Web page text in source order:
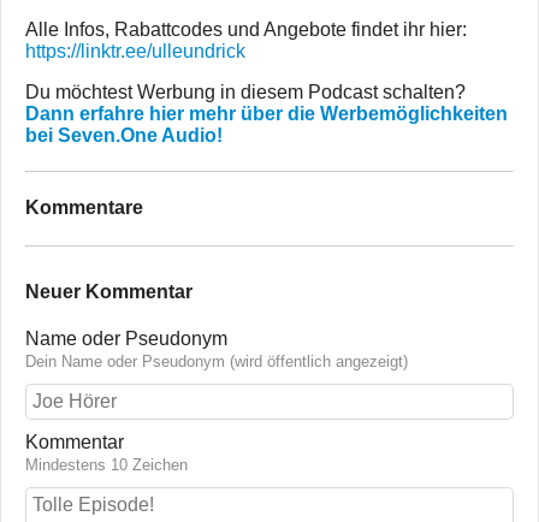
Alle Infos, Rabattcodes und Angebote findet ihr hier:
https://linktr.ee/ulleundrick
Du möchtest Werbung in diesem Podcast schalten?
Dann erfahre hier mehr über die Werbemöglichkeiten
bei Seven.One Audio!
Kommentare
Neuer Kommentar
Name oder Pseudonym
Dein Name oder Pseudonym (wird öffentlich angezeigt)
Kommentar
Mindestens 10 Zeichen